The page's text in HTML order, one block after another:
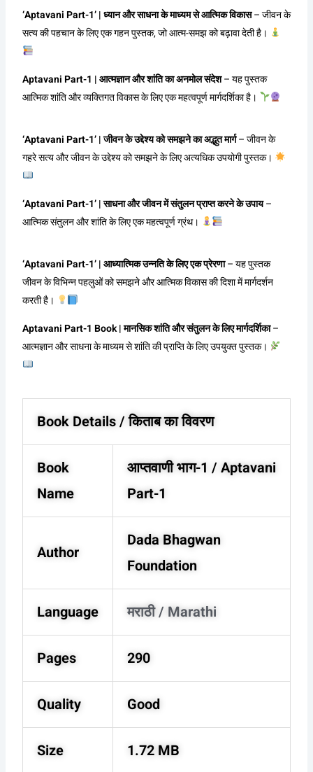
‘Aptavani Part-1’ | ध्यान और साधना के माध्यम से आत्मिक विकास– जीवन के
सत्य की पहचान के लिए एक गहन पुस्तक, जो आत्म-समझ को बढ़ावा देती है।
Aptavani Part-1 | आत्मज्ञान और शांति का अनमोल संदेश– यह पुस्तक
आत्मिक शांति और व्यक्तिगत विकास के लिए एक महत्वपूर्ण मार्गदर्शिका है।
‘Aptavani Part-1’ | जीवन के उद्देश्य को समझने का अद्भुत मार्ग– जीवन के
गहरे सत्य और जीवन के उद्देश्य को समझने के लिए अत्यधिक उपयोगी पुस्तक।
‘Aptavani Part-1’ | साधना और जीवन में संतुलन प्राप्त करने के उपाय–
आत्मिक संतुलन और शांति के लिए एक महत्वपूर्ण ग्रंथ।
‘Aptavani Part-1’ | आध्यात्मिक उन्नति के लिए एक प्रेरणा– यह पुस्तक
जीवन के विभिन्न पहलुओं को समझने और आत्मिक विकास की दिशा में मार्गदर्शन
करती है।
Aptavani Part-1 Book | मानसिक शांति और संतुलन के लिए मार्गदर्शिका–
आत्मज्ञान और साधना के माध्यम से शांति की प्राप्ति के लिए उपयुक्त पुस्तक।
Book Details / किताब का विवरण
Book
Name
आप्तवाणी भाग-1 / Aptavani
Part-1
Author
Dada Bhagwan
Foundation
Language मराठी / Marathi
Pages 290
Quality Good
Size 1.72 MB